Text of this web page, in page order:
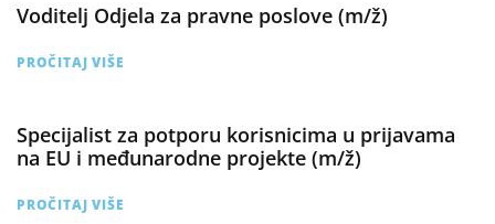
Voditelj Odjela za pravne poslove (m/ž)
PROČITAJ VIŠE
Specijalist za potporu korisnicima u prijavama
na EU i međunarodne projekte (m/ž)
PROČITAJ VIŠE